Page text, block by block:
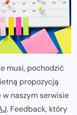
musi, pochodzić
propozycją
naszym serwisie
. Feedback, który